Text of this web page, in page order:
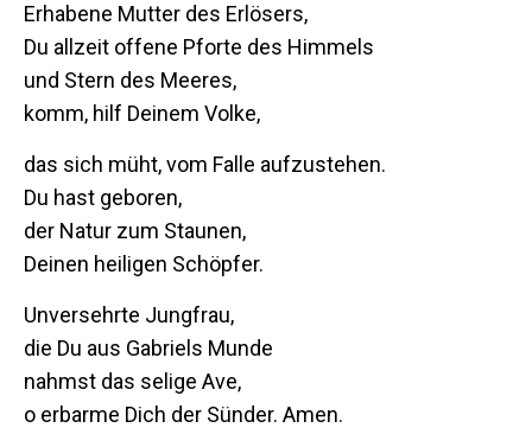
Erhabene Mutter des Erlösers,
Du allzeit offene Pforte des Himmels
und Stern des Meeres,
komm, hilf Deinem Volke,
das sich müht, vom Falle aufzustehen.
Du hast geboren,
der Natur zum Staunen,
Deinen heiligen Schöpfer.
Unversehrte Jungfrau,
die Du aus Gabriels Munde
nahmst das selige Ave,
o erbarme Dich der Sünder. Amen.